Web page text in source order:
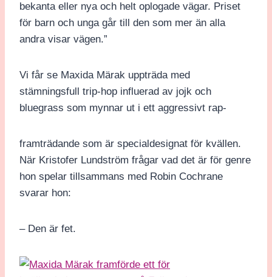
bekanta eller nya och helt oplogade vägar. Priset
för barn och unga går till den som mer än alla
andra visar vägen.”
Vi får se Maxida Märak uppträda med
stämningsfull trip-hop influerad av jojk och
bluegrass som mynnar ut i ett aggressivt rap-
framträdande som är specialdesignat för kvällen.
När Kristofer Lundström frågar vad det är för genre
hon spelar tillsammans med Robin Cochrane
svarar hon:
– Den är fet.